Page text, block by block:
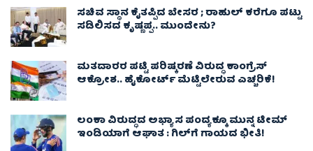
ಸಚಿವ ಸ್ಥಾನ ಕೈತಪ್ಪಿದ ಬೇಸರ ; ರಾಹುಲ್ ಕರೆಗೂ ಪಟ್ಟು
ಸಡಿಲಿಸದ ಕೃಷ್ಣಪ್ಪ.. ಮುಂದೇನು?
ಮತದಾರರ ಪಟ್ಟಿ ಪರಿಷ್ಕರಣೆ ವಿರುದ್ಧ ಕಾಂಗ್ರೆಸ್
ಆಕ್ರೋಶ.. ಹೈಕೋರ್ಟ್ ಮೆಟ್ಟಿಲೇರುವ ಎಚ್ಚರಿಕೆ!
ಲಂಕಾ ವಿರುದ್ಧದ ಅಭ್ಯಾಸ ಪಂದ್ಯಕ್ಕೂ ಮುನ್ನ ಟೀಮ್
ಇಂಡಿಯಾಗೆ ಆಘಾತ : ಗಿಲ್‌ಗೆ ಗಾಯದ ಭೀತಿ!